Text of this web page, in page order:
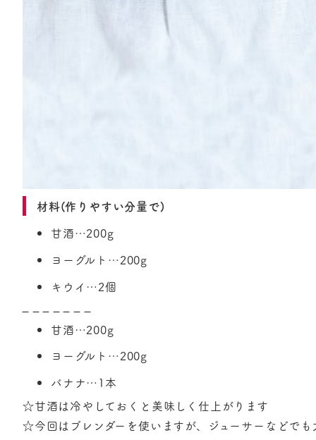
材料(作りやすい分量で)
甘酒…200g
ヨーグルト…200g
キウイ…2個
– – – – – – –
甘酒…200g
ヨーグルト…200g
バナナ…1本
☆甘酒は冷やしておくと美味しく仕上がります
☆今回はブレンダーを使いますが、ジューサーなどで